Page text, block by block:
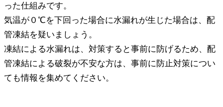
った仕組みです。
気温が０℃を下回った場合に水漏れが生じた場合は、配
管凍結を疑いましょう。
凍結による水漏れは、対策すると事前に防げるため、配
管凍結による破裂が不安な方は、事前に防止対策につい
ても情報を集めてください。